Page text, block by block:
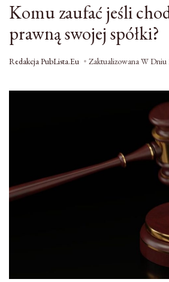
Komu zaufać jeśli
prawną swojej spółki?
Redakcja PubLista.eu Zaktualizowana W Dniu